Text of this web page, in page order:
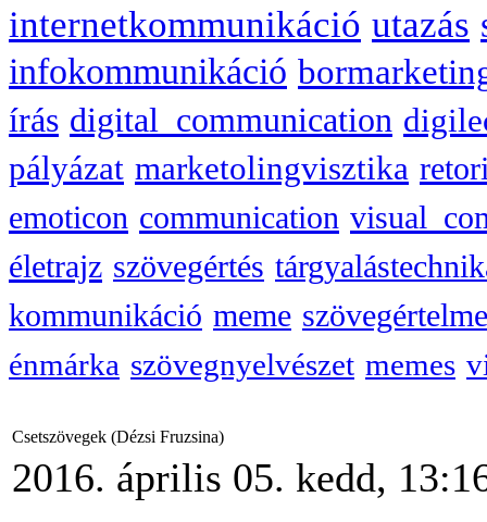
internetkommunikáció utazás
infokommunikáció
írás digital_communication
pályázat marketolingvisztika
emoticon communication
életrajz szövegértés
kommunikáció meme
énmárka szövegnyelvészet memes
Csetszövegek (Dézsi Fruzsina)
2016. április 05. kedd,